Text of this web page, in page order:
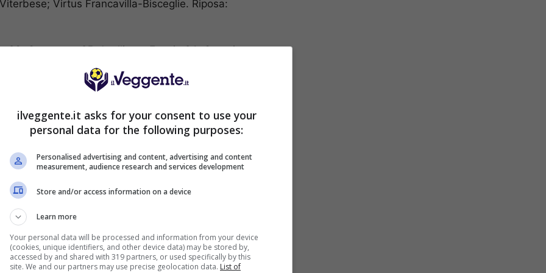
Virtus Francavilla-Bisceglie. Riposa:
26; Catanzaro 25; Avellino e Foggia 24; Catania
Vibonese 18; Virtus Francavilla 15; Monopoli 13;
e Potenza 10; Cavese 7. * = una gara in
sabato ore 14:00
ore 17:30
ore 15:00
15:00
ilveggente.it asks for your consent to use your
personal data for the following purposes:
Personalised advertising and content, advertising and content
measurement, audience research and services development
Store and/or access information on a device
Learn more
Your personal data will be processed and information from your device
(cookies, unique identifiers, and other device data) may be stored by,
accessed by and shared with 319 partners, or used specifically by this
site. We and our partners may use precise geolocation data. List of